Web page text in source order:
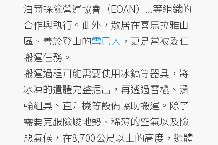
泊爾探險營運協會（EOAN）...等組織的
合作與執行。此外，散居在喜馬拉雅山
區、善於登山的雪巴人 ，更是常被委任
搬運任務。
搬運過程可能需要使用冰鎬等器具，將
冰凍的遺體完整掘出，再透過雪橇、滑
輪組具、直升機等設備協助搬運。除了
需要克服險峻地勢、稀薄的空氣以及險
惡氣候，在8,700公尺以上的高度，遺體